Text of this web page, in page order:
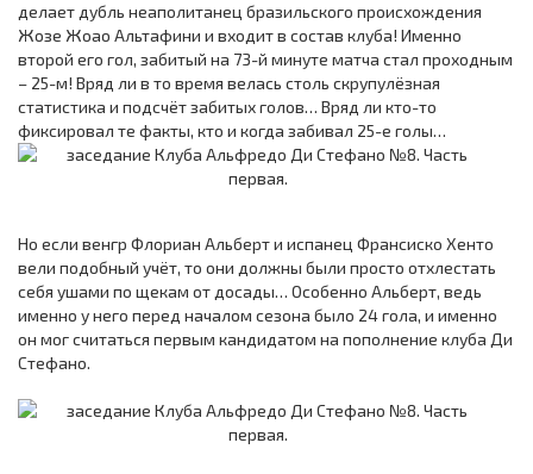
делает дубль неаполитанец бразильского происхождения
Жозе Жоао Альтафини и входит в состав клуба! Именно
второй его гол, забитый на 73-й минуте матча стал проходным
– 25-м! Вряд ли в то время велась столь скрупулёзная
статистика и подсчёт забитых голов… Вряд ли кто-то
фиксировал те факты, кто и когда забивал 25-е голы…
Но если венгр Флориан Альберт и испанец Франсиско Хенто
вели подобный учёт, то они должны были просто отхлестать
себя ушами по щекам от досады… Особенно Альберт, ведь
именно у него перед началом сезона было 24 гола, и именно
он мог считаться первым кандидатом на пополнение клуба Ди
Стефано.